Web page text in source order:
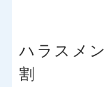
ハラスメン
割